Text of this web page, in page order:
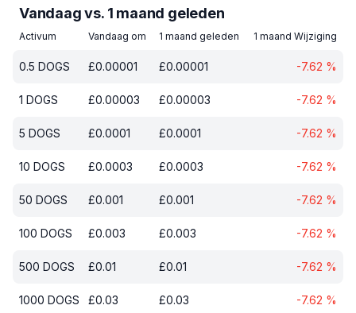
Vandaag vs. 1 maand geleden
Activum Vandaag om 1 maand geleden 1 maand Wijziging
0.5 DOGS £0.00001 £0.00001 -7.62 %
1 DOGS £0.00003 £0.00003 -7.62 %
5 DOGS £0.0001 £0.0001 -7.62 %
10 DOGS £0.0003 £0.0003 -7.62 %
50 DOGS £0.001 £0.001 -7.62 %
100 DOGS £0.003 £0.003 -7.62 %
500 DOGS £0.01 £0.01 -7.62 %
1000 DOGS £0.03 £0.03 -7.62 %